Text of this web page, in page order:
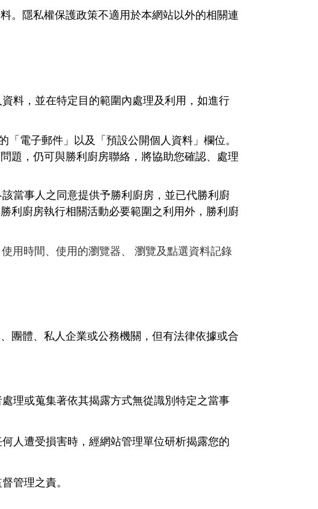
。隱私權保護政策不適用於本網站以外的相關連
料，並在特定目的範圍內處理及利用，如進行
「電子郵件」以及「預設公開個人資料」欄位。
題，仍可與勝利廚房聯絡，將協助您確認、處理
當事人之同意提供予勝利廚房，並已代勝利廚
利廚房執行相關活動必要範圍之利用外，勝利廚
用時間、使用的瀏覽器、 瀏覽及點選資料記錄
團體、私人企業或公務機關，但有法律依據或合
理或蒐集著依其揭露方式無從識別特定之當事
人遭受損害時，經網站管理單位研析揭露您的
管理之責。